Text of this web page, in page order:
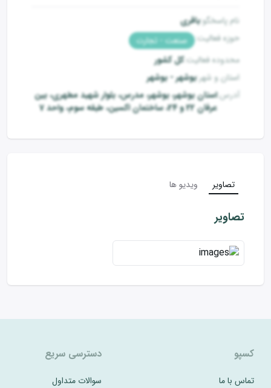
نام پاسخگو:باقری
حوزه فعالیت: صنعت - تجارت
محدوده فعالیت:کل کشور
استان و شهر:بوشهر-بوشهر
آدرس:استان بوشهر، بوشهر، مدرس، بلوار شهید مطهری، بین
عرفان 22 و 24، ساختمان اکسین، طبقه سوم، واحد 7
تصاویر ویدیو ها
تصاویر
کسپو
تماس با ما
دسترسی سریع
سوالات متداول